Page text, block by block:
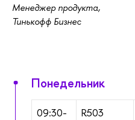
Менеджер продукта,
Тинькофф Бизнес
Понедельник
09:30-
R503